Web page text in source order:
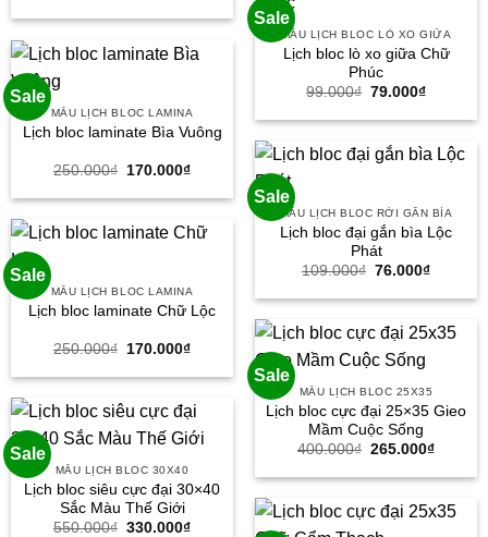
là:
tại
Sale
MẪU LỊCH BLOC LÒ XO GIỮA
Lịch bloc lò xo giữa Chữ
Phúc
99.000₫ Giá
là:
79.000₫Giá
tại
79.000₫.
Sale
MẪU LỊCH BLOC LAMINA
Lịch bloc laminate Bìa Vuông
250.000₫
Giá
là:
170.000₫Giá
tại
170.000₫.
Sale
MẪU LỊCH BLOC RỜI GẮN BÌA
Lịch bloc đại gắn bìa Lộc
Phát
109.000₫ Giá
là:
76.000₫Giá
tại
Sale
MẪU LỊCH BLOC LAMINA
Lịch bloc laminate Chữ Lộc
250.000₫
Giá
là:
170.000₫Giá
tại
170.000₫.
Sale
MẪU LỊCH BLOC 25X35
Lịch bloc cực đại 25×35 Gieo
Mầm Cuộc Sống
400.000₫ Giá
là:
265.000₫Giá
tại
Sale
MẪU LỊCH BLOC 30X40
Lịch bloc siêu cực đại 30×40
Sắc Màu Thế Giới
550.000₫ Giá
330.000₫Giá